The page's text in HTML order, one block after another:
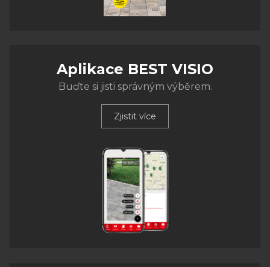
Aplikace BEST VISIO
Buďte si jisti správným výběrem.
Zjistit více